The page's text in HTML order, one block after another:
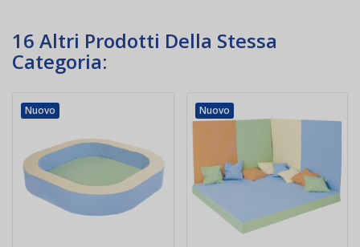
16 Altri Prodotti Della Stessa
Categoria:
Nuovo Nuovo